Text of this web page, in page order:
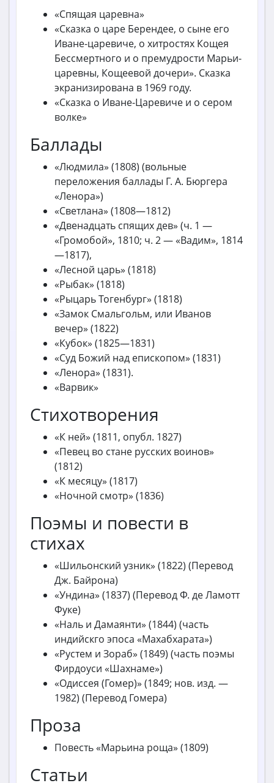
«Спящая царевна»
«Сказка о царе Берендее, о сыне его
Иване-царевиче, о хитростях Кощея
Бессмертного и о премудрости Марьи-
царевны, Кощеевой дочери». Сказка
экранизирована в 1969 году.
«Сказка о Иване-Царевиче и о сером
волке»
Баллады
«Людмила» (1808) (вольные
переложения баллады Г. А. Бюргера
«Ленора»)
«Светлана» (1808—1812)
«Двенадцать спящих дев» (ч. 1 —
«Громобой», 1810; ч. 2 — «Вадим», 1814
—1817),
«Лесной царь» (1818)
«Рыбак» (1818)
«Рыцарь Тогенбург» (1818)
«Замок Смальгольм, или Иванов
вечер» (1822)
«Кубок» (1825—1831)
«Суд Божий над епископом» (1831)
«Ленора» (1831).
«Варвик»
Стихотворения
«К ней» (1811, опубл. 1827)
«Певец во стане русских воинов»
(1812)
«К месяцу» (1817)
«Ночной смотр» (1836)
Поэмы и повести в
стихах
«Шильонский узник» (1822) (Перевод
Дж. Байрона)
«Ундина» (1837) (Перевод Ф. де Ламотт
Фуке)
«Наль и Дамаянти» (1844) (часть
индийскго эпоса «Махабхарата»)
«Рустем и Зораб» (1849) (часть поэмы
Фирдоуси «Шахнаме»)
«Одиссея (Гомер)» (1849; нов. изд. —
1982) (Перевод Гомера)
Проза
Повесть «Марьина роща» (1809)
Статьи